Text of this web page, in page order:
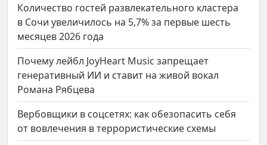
Количество гостей развлекательного кластера
в Сочи увеличилось на 5,7% за первые шесть
месяцев 2026 года
Почему лейбл JoyHeart Music запрещает
генеративный ИИ и ставит на живой вокал
Романа Рябцева
Вербовщики в соцсетях: как обезопасить себя
от вовлечения в террористические схемы